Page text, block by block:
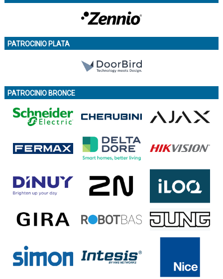
PATROCINIO PLATA
PATROCINIO BRONCE